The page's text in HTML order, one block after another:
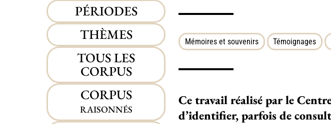
PÉRIODES
THÈMES
TOUS LES
CORPUS
CORPUS
RAISONNÉS
Mémoires et souvenirs Témoignages
Ce travail réalisé par le
d’identifier, parfois de